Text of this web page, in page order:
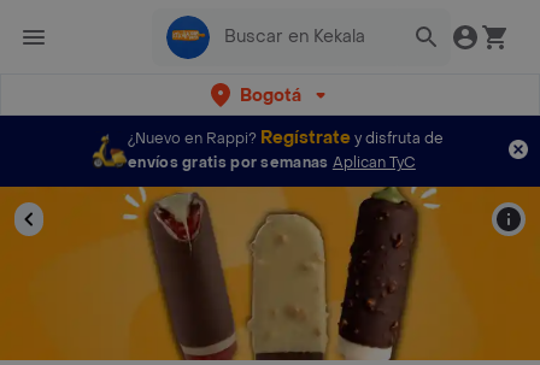
Bogotá
¿Nuevo en Rappi? Regístratey disfruta de
envíos gratis por semanas Aplican TyC